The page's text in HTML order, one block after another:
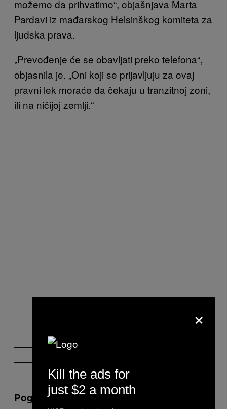
možemo da prihvatimo“, objašnjava Marta
Pardavi iz mađarskog Helsinškog komiteta za
ljudska prava.
„Prevođenje će se obavljati preko telefona“,
objasnila je. „Oni koji se prijavljuju za ovaj
pravni lek moraće da čekaju u tranzitnoj zoni,
ili na ničijoj zemlji.“
___________________________________
Pogledajte VICE News serijal o izbegličkoj
×
Kill the ads for
just $2 a month